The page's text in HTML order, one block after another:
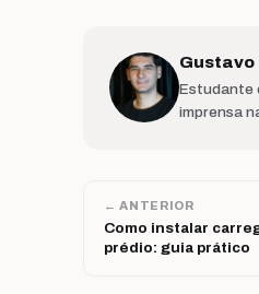
Gustavo
Estudante
imprensa
← ANTERIOR
Como instalar
prédio: guia prático